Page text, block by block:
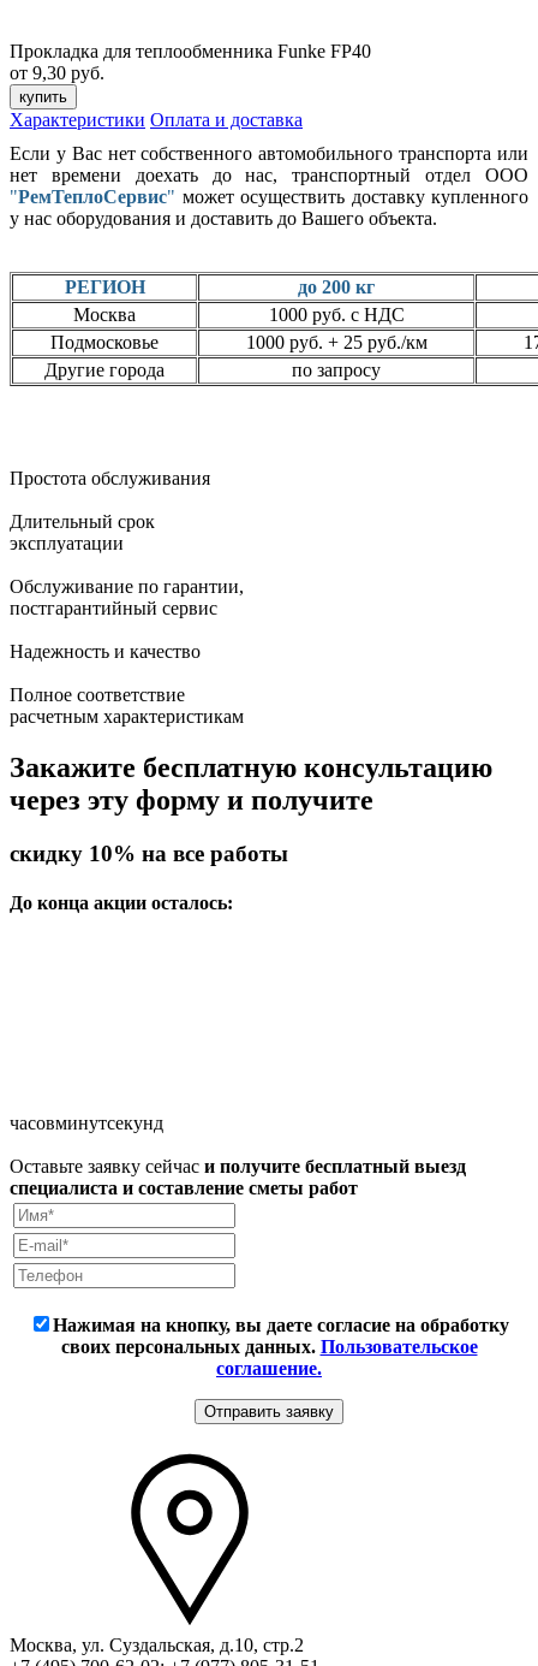
Прокладка для теплообменника Funke FP40
от 9,30 руб.
купить
Характеристики Оплата и доставка
Если у Вас нет собственного автомобильного транспорта или
нет времени доехать до нас, транспортный отдел ООО
"РемТеплоСервис" может осуществить доставку купленного
у нас оборудования и доставить до Вашего объекта.
РЕГИОН
до 200 кг
Москва
1000 руб. с НДС
Подмосковье
1000 руб. + 25 руб./км
Другие города
по запросу
Простота обслуживания
Длительный срок
эксплуатации
Обслуживание по гарантии,
постгарантийный сервис
Надежность и качество
Полное соответствие
расчетным характеристикам
Закажите бесплатную консультацию
через эту форму и получите
скидку 10% на все работы
До конца акции осталось:
часовминутсекунд
Оставьте заявку сейчас и получите бесплатный выезд
специалиста и составление сметы работ
Нажимая на кнопку, вы даете согласие на обработку
своих персональных данных. Пользовательское
соглашение.
Москва, ул. Суздальская, д.10, стр.2